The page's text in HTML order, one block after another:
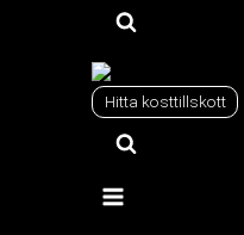
Hitta kosttillskott